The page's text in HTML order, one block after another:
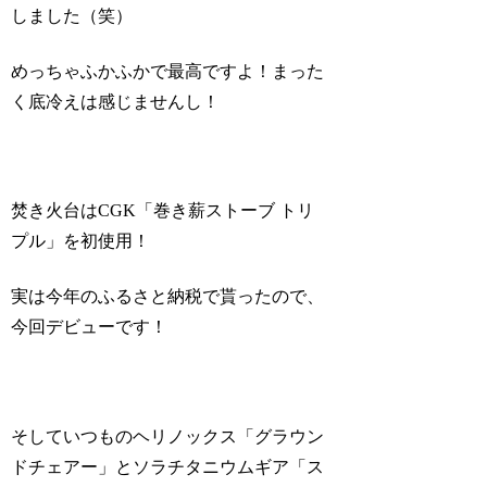
しました（笑）
めっちゃふかふかで最高ですよ！まった
く底冷えは感じませんし！
焚き火台はCGK「巻き薪ストーブ トリ
プル」を初使用！
実は今年のふるさと納税で貰ったので、
今回デビューです！
そしていつものヘリノックス「グラウン
ドチェアー」とソラチタニウムギア「ス